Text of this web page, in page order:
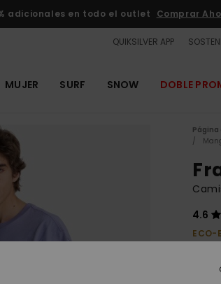
adicionales en todo el outlet Comprar
QUIKSILVER APP
MUJER SURF SNOW DOBLE
Página
4.6
ECO-